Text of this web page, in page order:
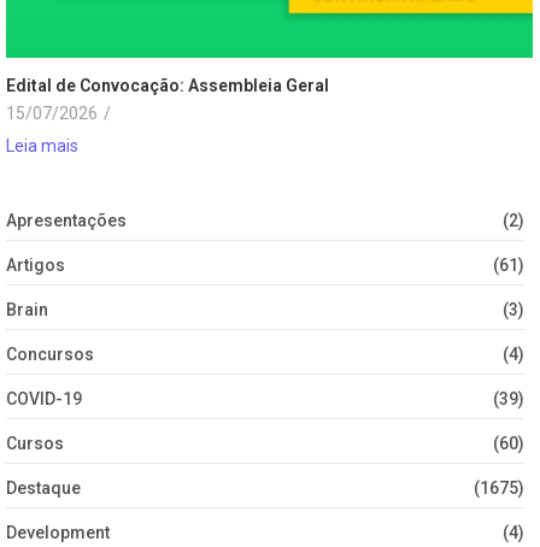
Edital de Convocação: Assembleia Geral
15/07/2026 /
Leia mais
Apresentações (2)
Artigos (61)
Brain (3)
Concursos (4)
COVID-19 (39)
Cursos (60)
Destaque (1675)
Development (4)